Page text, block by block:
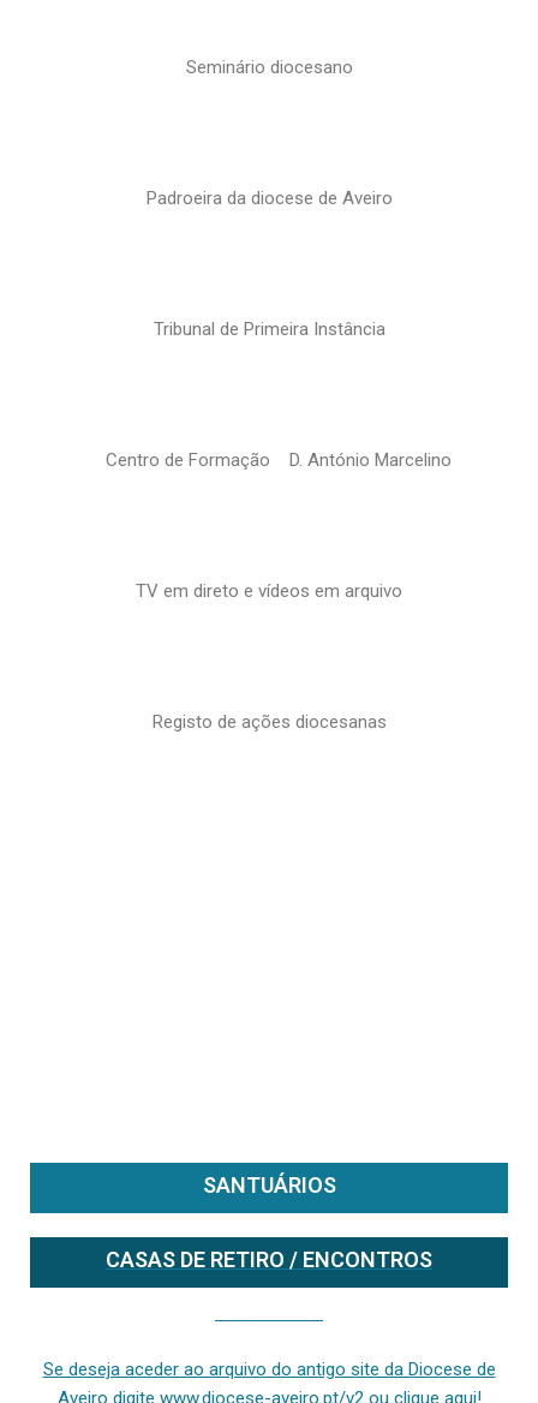
Seminário diocesano
Padroeira da diocese de Aveiro
Tribunal de Primeira Instância
Centro de Formação D. António Marcelino
TV em direto e vídeos em arquivo
Registo de ações diocesanas
SANTUÁRIOS
CASAS DE RETIRO / ENCONTROS
Se deseja aceder ao arquivo do antigo site da Diocese de
Aveiro digite www.diocese-aveiro.pt/v2 ou clique aqui!